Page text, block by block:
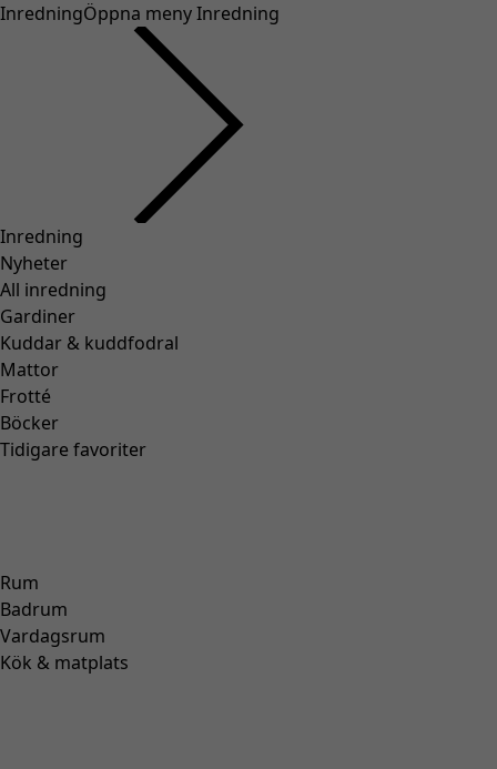
InredningÖppna meny Inredning
Inredning
Nyheter
All inredning
Gardiner
Kuddar & kuddfodral
Mattor
Frotté
Böcker
Tidigare favoriter
Rum
Badrum
Vardagsrum
Kök & matplats